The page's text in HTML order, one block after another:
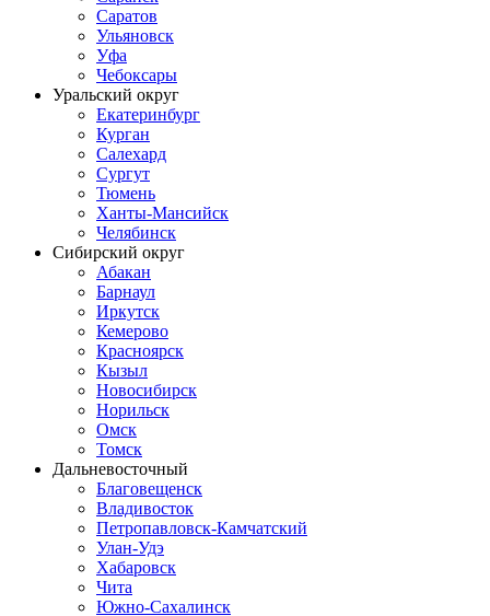
Саратов
Ульяновск
Уфа
Чебоксары
Уральский округ
Екатеринбург
Курган
Салехард
Сургут
Тюмень
Ханты-Мансийск
Челябинск
Сибирский округ
Абакан
Барнаул
Иркутск
Кемерово
Красноярск
Кызыл
Новосибирск
Норильск
Омск
Томск
Дальневосточный
Благовещенск
Владивосток
Петропавловск-Камчатский
Улан-Удэ
Хабаровск
Чита
Южно-Сахалинск